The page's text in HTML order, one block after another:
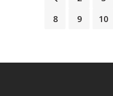
8
9 10